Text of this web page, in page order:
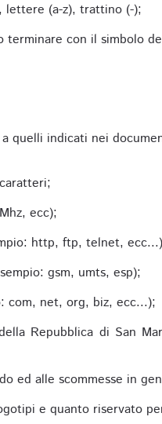
lettere (a-z), trattino (-);
terminare con il simbolo
quelli indicati nei
ecc);
http, ftp, telnet,
gsm, umts, esp);
com, net, org, biz, ecc...);
Repubblica di San
ed alle scommesse in
e quanto riservato